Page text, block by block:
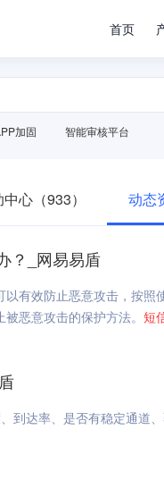
首页
加固 智能审核平台
心（933） 动态
？_网易易盾
有效防止恶意攻击，按照
恶意攻击的保护方法。 短
到达率、是否有稳定通道